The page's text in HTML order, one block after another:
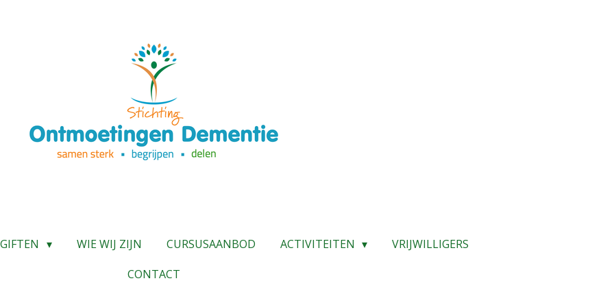
GIFTEN WIE WIJ ZIJN CURSUSAANBOD ACTIVITEITEN
VRIJWILLIGERS
CONTACT